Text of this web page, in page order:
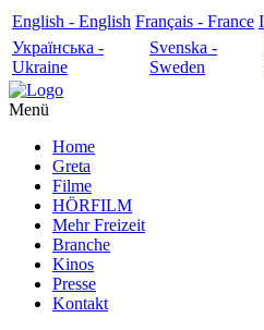
English - English Français - France
Українська -
Ukraine
Svenska -
Sweden
Menü
Home
Greta
Filme
HÖRFILM
Mehr Freizeit
Branche
Kinos
Presse
Kontakt